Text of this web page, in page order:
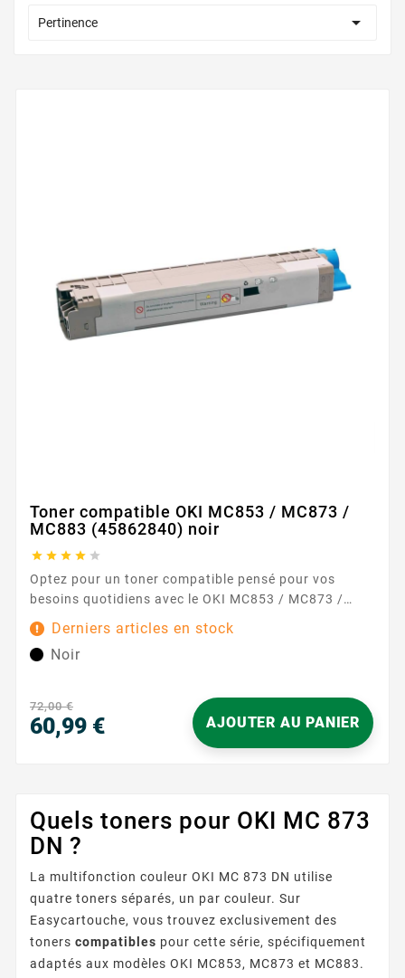
Pertinence 
Toner compatible OKI MC853 / MC873 /
MC883 (45862840) noir
    
Optez pour un toner compatible pensé pour vos
besoins quotidiens avec le OKI MC853 / MC873 /
MC883 (réf. 45862840 ) en noir . Conçu pour
s’intégrer sans effort à votre multifonction OKI, il
offre une impression nette et régulière, idéale pour
Derniers articles en stock
Noir
72,00 €
60,99 € AJOUTER AU PANIER
Quels toners pour OKI MC 873
DN ?
La multifonction couleur OKI MC 873 DN utilise
quatre toners séparés, un par couleur. Sur
Easycartouche, vous trouvez exclusivement des
toners compatibles pour cette série, spécifiquement
adaptés aux modèles OKI MC853, MC873 et MC883.